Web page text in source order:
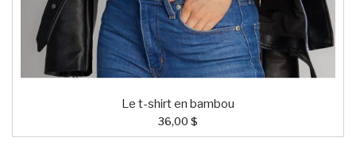
Le t-shirt en bambou
36,00 $